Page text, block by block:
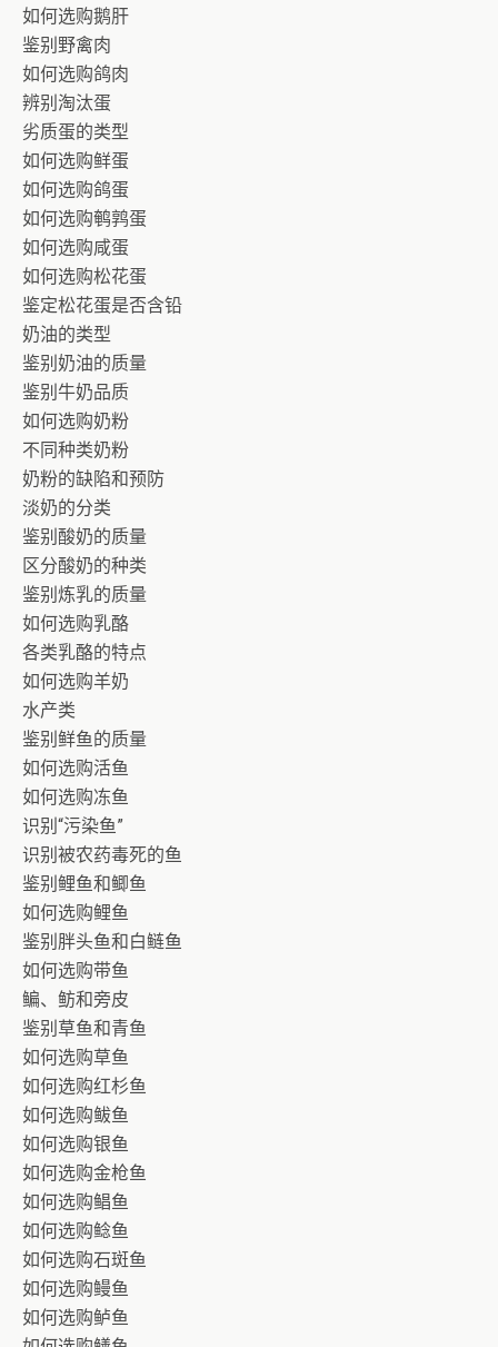
如何选购鹅肝
鉴别野禽肉
如何选购鸽肉
辨别淘汰蛋
劣质蛋的类型
如何选购鲜蛋
如何选购鸽蛋
如何选购鹌鹑蛋
如何选购咸蛋
如何选购松花蛋
鉴定松花蛋是否含铅
奶油的类型
鉴别奶油的质量
鉴别牛奶品质
如何选购奶粉
不同种类奶粉
奶粉的缺陷和预防
淡奶的分类
鉴别酸奶的质量
区分酸奶的种类
鉴别炼乳的质量
如何选购乳酪
各类乳酪的特点
如何选购羊奶
水产类
鉴别鲜鱼的质量
如何选购活鱼
如何选购冻鱼
识别“污染鱼”
识别被农药毒死的鱼
鉴别鲤鱼和鲫鱼
如何选购鲤鱼
鉴别胖头鱼和白鲢鱼
如何选购带鱼
鳊、鲂和旁皮
鉴别草鱼和青鱼
如何选购草鱼
如何选购红杉鱼
如何选购鲅鱼
如何选购银鱼
如何选购金枪鱼
如何选购鲳鱼
如何选购鲶鱼
如何选购石斑鱼
如何选购鳗鱼
如何选购鲈鱼